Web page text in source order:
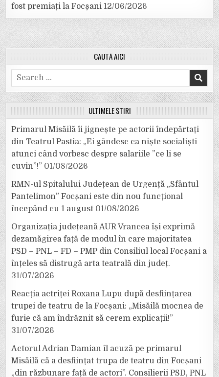
fost premiați la Focșani 12/06/2026
CAUTĂ AICI
Search
for:
ULTIMELE ȘTIRI
Primarul Misăilă îi jignește pe actorii îndepărtați
din Teatrul Pastia: „Ei gândesc ca niște socialiști
atunci când vorbesc despre salariile ”ce li se
cuvin”!” 01/08/2026
RMN-ul Spitalului Județean de Urgență „Sfântul
Pantelimon” Focșani este din nou funcțional
începând cu 1 august 01/08/2026
Organizația județeană AUR Vrancea își exprimă
dezamăgirea față de modul în care majoritatea
PSD – PNL – FD – PMP din Consiliul local Focșani a
înțeles să distrugă arta teatrală din județ.
31/07/2026
Reacția actriței Roxana Lupu după desființarea
trupei de teatru de la Focșani: „Misăilă mocnea de
furie că am îndrăznit să cerem explicații!”
31/07/2026
Actorul Adrian Damian îl acuză pe primarul
Misăilă că a desființat trupa de teatru din Focșani
„din răzbunare față de actori”. Consilierii PSD, PNL